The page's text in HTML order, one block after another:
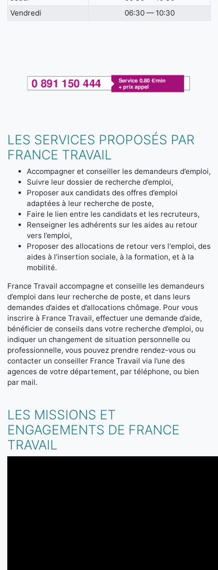
Vendredi
06:30 — 10:30
LES SERVICES PROPOSÉS PAR
FRANCE TRAVAIL
Accompagner et conseiller les demandeurs d’emploi,
Suivre leur dossier de recherche d’emploi,
Proposer aux candidats des offres d’emploi
adaptées à leur recherche de poste,
Faire le lien entre les candidats et les recruteurs,
Renseigner les adhérents sur les aides au retour
vers l’emploi,
Proposer des allocations de retour vers l'emploi, des
aides à l’insertion sociale, à la formation, et à la
mobilité.
France Travail accompagne et conseille les demandeurs
d’emploi dans leur recherche de poste, et dans leurs
demandes d’aides et d’allocations chômage. Pour vous
inscrire à France Travail, effectuer une demande d’aide,
bénéficier de conseils dans votre recherche d’emploi, ou
indiquer un changement de situation personnelle ou
professionnelle, vous pouvez prendre rendez-vous ou
contacter un conseiller France Travail via l’une des
agences de votre département, par téléphone, ou bien
par mail.
LES MISSIONS ET
ENGAGEMENTS DE FRANCE
TRAVAIL